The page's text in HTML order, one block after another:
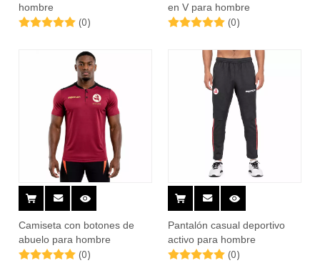
hombre
(0)
en V para hombre
(0)
Camiseta con botones de
abuelo para hombre
(0)
Pantalón casual deportivo
activo para hombre
(0)